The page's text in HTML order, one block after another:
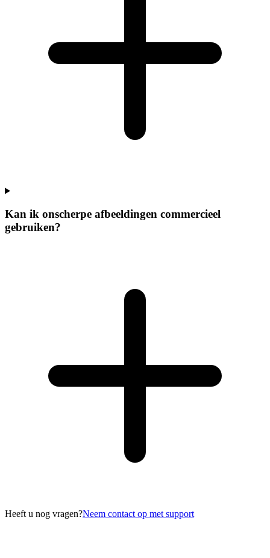
Kan ik onscherpe afbeeldingen commercieel
gebruiken?
Heeft u nog vragen?Neem contact op met support